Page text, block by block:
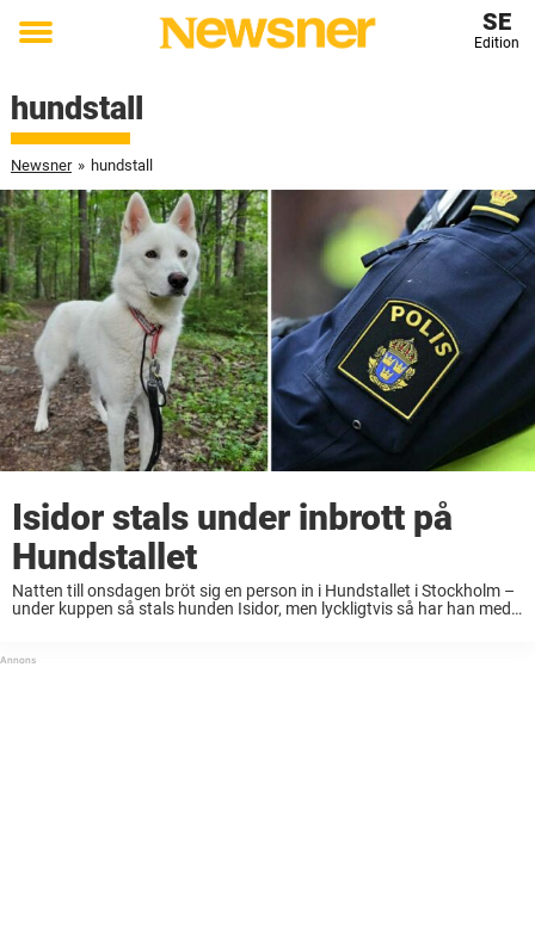
Toggle
SE
Edition
hundstall
Newsner » hundstall
Isidor stals under inbrott på
Hundstallet
Natten till onsdagen bröt sig en person in i Hundstallet i Stockholm –
under kuppen så stals hunden Isidor, men lyckligtvis så har han med